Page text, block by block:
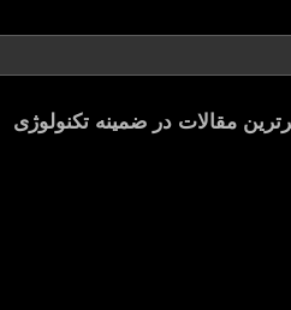
مقالات در ضمینه تکنولوژی